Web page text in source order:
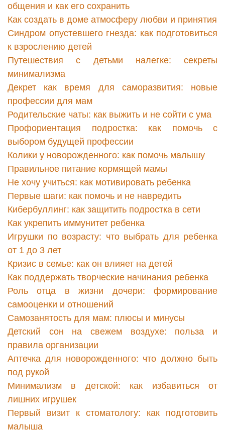
общения и как его сохранить
Как создать в доме атмосферу любви и принятия
Синдром опустевшего гнезда: как подготовиться
к взрослению детей
Путешествия с детьми налегке: секреты
минимализма
Декрет как время для саморазвития: новые
профессии для мам
Родительские чаты: как выжить и не сойти с ума
Профориентация подростка: как помочь с
выбором будущей профессии
Колики у новорожденного: как помочь малышу
Правильное питание кормящей мамы
Не хочу учиться: как мотивировать ребенка
Первые шаги: как помочь и не навредить
Кибербуллинг: как защитить подростка в сети
Как укрепить иммунитет ребенка
Игрушки по возрасту: что выбрать для ребенка
от 1 до 3 лет
Кризис в семье: как он влияет на детей
Как поддержать творческие начинания ребенка
Роль отца в жизни дочери: формирование
самооценки и отношений
Самозанятость для мам: плюсы и минусы
Детский сон на свежем воздухе: польза и
правила организации
Аптечка для новорожденного: что должно быть
под рукой
Минимализм в детской: как избавиться от
лишних игрушек
Первый визит к стоматологу: как подготовить
малыша